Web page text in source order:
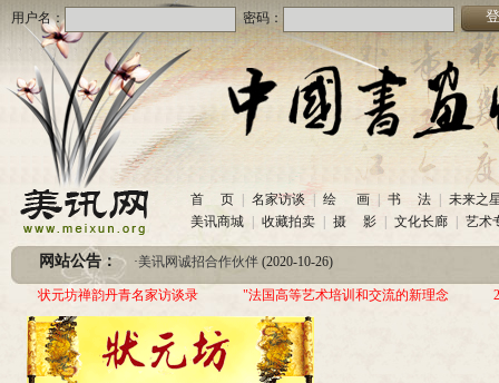
用户名： 密码：
首 页 名家访谈 绘 画 书 法
未来之
美讯商城
收藏拍卖 摄 影 文化长廊 艺术
网站公告：
·美讯网诚招合作伙伴(2020-10-26)
· 中国书画收藏频道服务咨询热线 (2020-06-26)
圆梦助学 爱心传递—中国当代实力派书画家作品交流展暨三年帮助100位贫困儿童行动
·美讯网诚招合作伙伴 (2020-10-26)
·中国书画收藏频道服务咨询热线(2020-06-26)
· 圆梦助学 爱心传递—中国当代实力派书画家作品交流展暨三年帮助100位贫困儿童行动
状元坊禅韵丹青名家访谈录 "法国高等艺术培训和交流的新理念